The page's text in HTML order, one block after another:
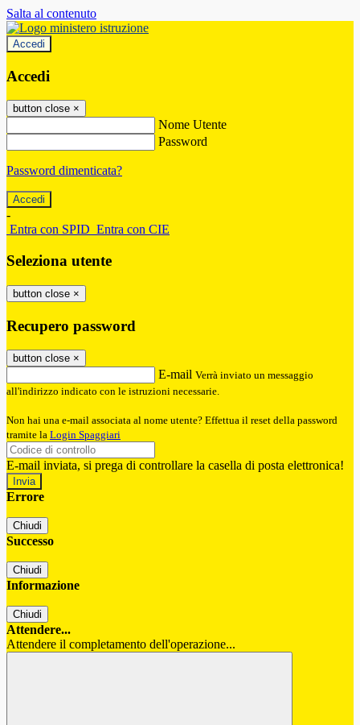
Salta al contenuto
Accedi
Accedi
button close ×
Nome Utente
Password
Password dimenticata?
-
Entra con SPID Entra con CIE
Seleziona utente
button close ×
Recupero password
button close ×
E-mail Verrà inviato un messaggio
all'indirizzo indicato con le istruzioni necessarie.
Non hai una e-mail associata al nome utente? Effettua il reset della password
tramite la Login Spaggiari
E-mail inviata, si prega di controllare la casella di posta elettronica!
Errore
Chiudi
Successo
Chiudi
Informazione
Chiudi
Attendere...
Attendere il completamento dell'operazione...